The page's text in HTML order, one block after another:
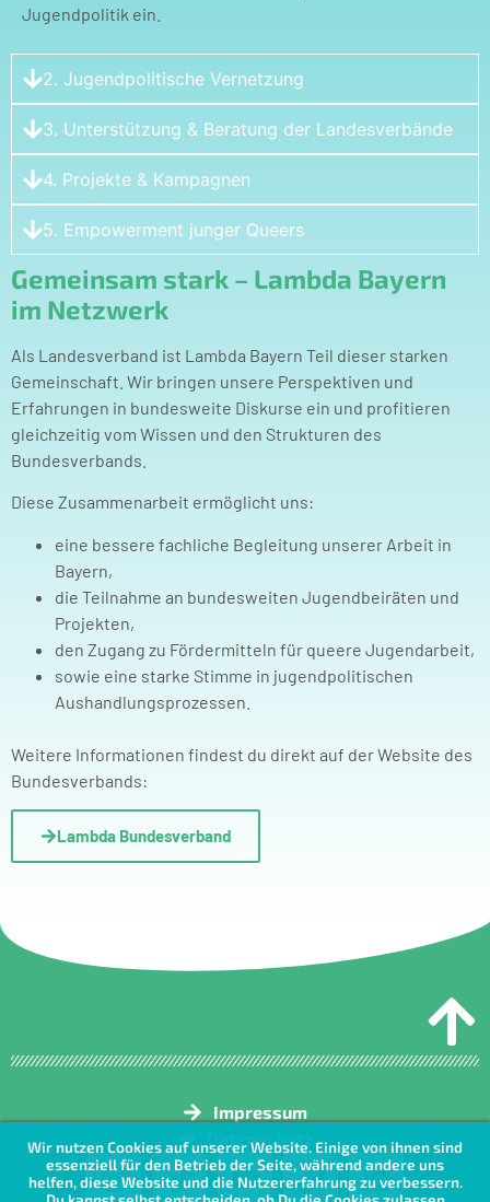
Jugendpolitik ein.
2. Jugendpolitische Vernetzung
3. Unterstützung & Beratung der Landesverbände
4. Projekte & Kampagnen
5. Empowerment junger Queers
Gemeinsam stark – Lambda Bayern
im Netzwerk
Als Landesverband ist Lambda Bayern Teil dieser starken
Gemeinschaft. Wir bringen unsere Perspektiven und
Erfahrungen in bundesweite Diskurse ein und profitieren
gleichzeitig vom Wissen und den Strukturen des
Bundesverbands.
Diese Zusammenarbeit ermöglicht uns:
eine bessere fachliche Begleitung unserer Arbeit in
Bayern,
die Teilnahme an bundesweiten Jugendbeiräten und
Projekten,
den Zugang zu Fördermitteln für queere Jugendarbeit,
sowie eine starke Stimme in jugendpolitischen
Aushandlungsprozessen.
Weitere Informationen findest du direkt auf der Website des
Bundesverbands:
Lambda Bundesverband
Impressum
Datenschutz
Wir nutzen Cookies auf unserer Website. Einige von ihnen sind
essenziell für den Betrieb der Seite, während andere uns
helfen, diese Website und die Nutzererfahrung zu verbessern.